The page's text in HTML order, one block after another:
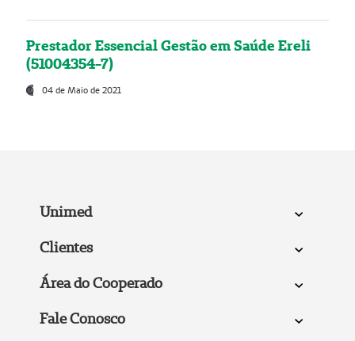
Prestador Essencial Gestão em Saúde Ereli
(51004354-7)
04 de Maio de 2021
Unimed
Clientes
Área do Cooperado
Fale Conosco